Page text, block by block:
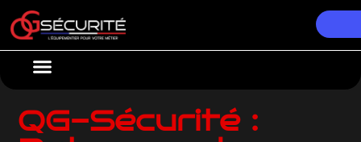
QG-Sécurité :